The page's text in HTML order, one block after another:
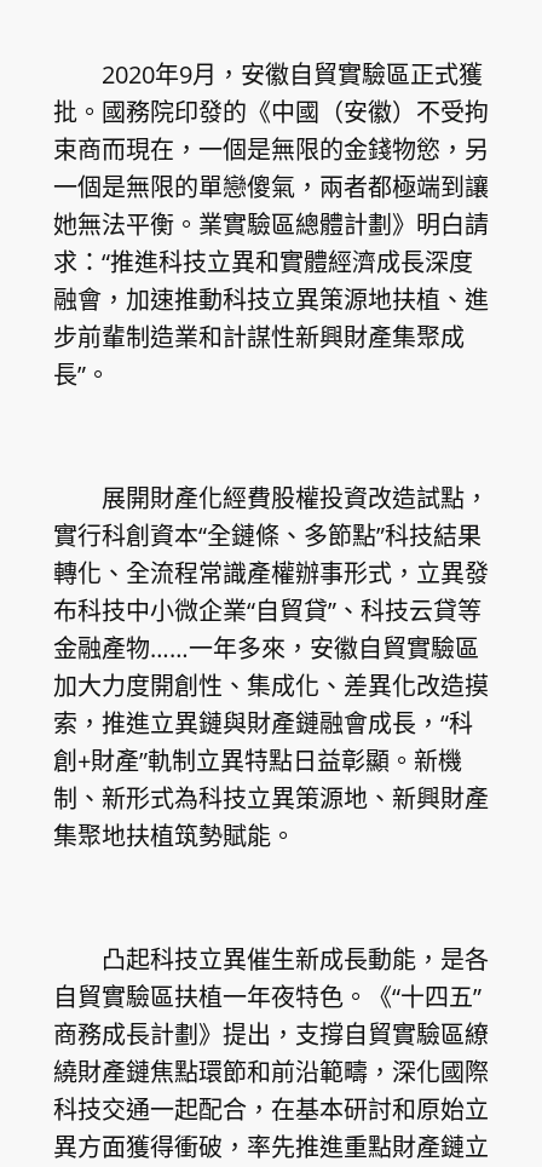
2020年9月，安徽自貿實驗區正式獲
批。國務院印發的《中國（安徽）不受拘
束商而現在，一個是無限的金錢物慾，另
一個是無限的單戀傻氣，兩者都極端到讓
她無法平衡。業實驗區總體計劃》明白請
求：“推進科技立異和實體經濟成長深度
融會，加速推動科技立異策源地扶植、進
步前輩制造業和計謀性新興財產集聚成
長”。
展開財產化經費股權投資改造試點，
實行科創資本“全鏈條、多節點”科技結果
轉化、全流程常識產權辦事形式，立異發
布科技中小微企業“自貿貸”、科技云貸等
金融產物……一年多來，安徽自貿實驗區
加大力度開創性、集成化、差異化改造摸
索，推進立異鏈與財產鏈融會成長，“科
創+財產”軌制立異特點日益彰顯。新機
制、新形式為科技立異策源地、新興財產
集聚地扶植筑勢賦能。
凸起科技立異催生新成長動能，是各
自貿實驗區扶植一年夜特色。《“十四五”
商務成長計劃》提出，支撐自貿實驗區繚
繞財產鏈焦點環節和前沿範疇，深化國際
科技交通一起配合，在基本研討和原始立
異方面獲得衝破，率先推進重點財產鏈立